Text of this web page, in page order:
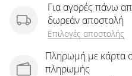
Για αγορές πάνω
δωρεάν αποστολή
Επιλογές αποστολής
Πληρωμή με κάρτα
πληρωμής